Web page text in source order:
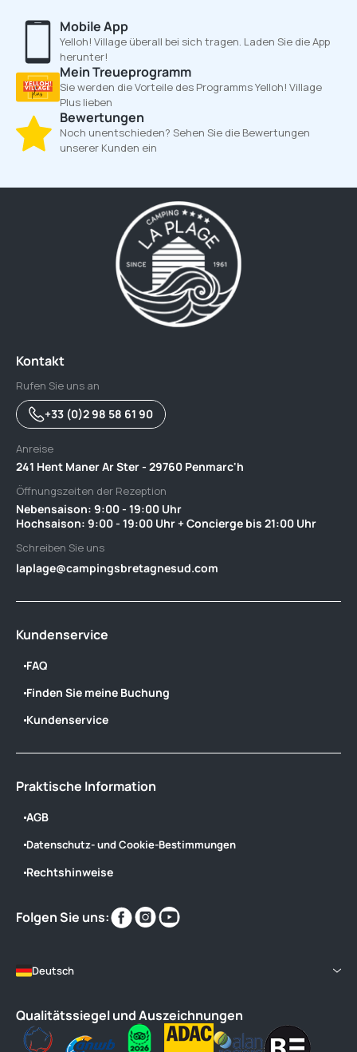
Mobile App
Yelloh! Village überall bei sich tragen. Laden Sie die App
herunter!
Mein Treueprogramm
Sie werden die Vorteile des Programms Yelloh! Village
Plus lieben
Bewertungen
Noch unentschieden? Sehen Sie die Bewertungen
unserer Kunden ein
Kontakt
Rufen Sie uns an
+33 (0)2 98 58 61 90
Anreise
241 Hent Maner Ar Ster - 29760 Penmarc'h
Öffnungszeiten der Rezeption
Nebensaison: 9:00 - 19:00 Uhr ‎ ‎ ‎ ‎ ‎ ‎ ‎ ‎ ‎ ‎ ‎ ‎ ‎ ‎ ‎ ‎ ‎ ‎ ‎ ‎ ‎ ‎ ‎ ‎ ‎ ‎ ‎ ‎ ‎ ‎ ‎ ‎ ‎ ‎ ‎ ‎ ‎ ‎‎ ‎ ‎ ‎ ‎ ‎ ‎ ‎ ‎ ‎ ‎ ‎ ‎ ‎ ‎ ‎ ‎ ‎
Hochsaison: 9:00 - 19:00 Uhr + Concierge bis 21:00 Uhr
Schreiben Sie uns
laplage@campingsbretagnesud.com
Kundenservice
FAQ
Finden Sie meine Buchung
Kundenservice
Praktische Information
AGB
Datenschutz- und Cookie-Bestimmungen
Rechtshinweise
Folgen Sie uns:
Finden
Sie
Finden
Sie
Deutsch
Qualitätssiegel und Auszeichnungen